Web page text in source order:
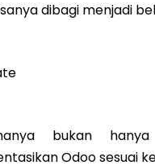
dibagi menjadi
bukan
Odoo sesuai